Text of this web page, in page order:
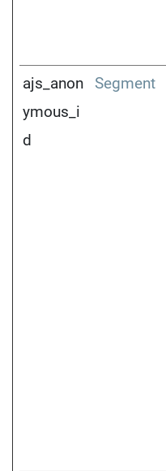
ajs_anon
ymous_i
d
Segment